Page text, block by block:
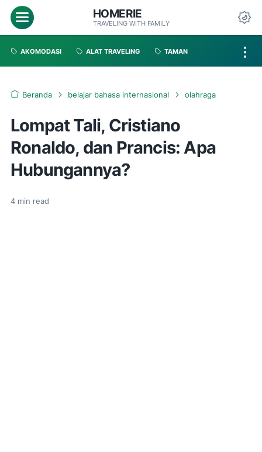
HOMERIE
TRAVELING WITH FAMILY
AKOMODASI ALAT TRAVELING TAMAN
Beranda belajar bahasa internasional olahraga
Lompat Tali, Cristiano
Ronaldo, dan Prancis: Apa
Hubungannya?
4 min read